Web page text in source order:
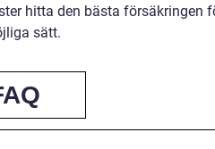
hitta den bästa försäkringen
sätt.